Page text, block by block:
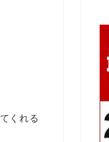
くれる